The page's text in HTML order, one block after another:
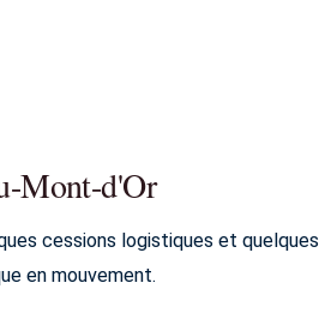
Mont-d'Or
cessions logistiques et quelques
en mouvement.